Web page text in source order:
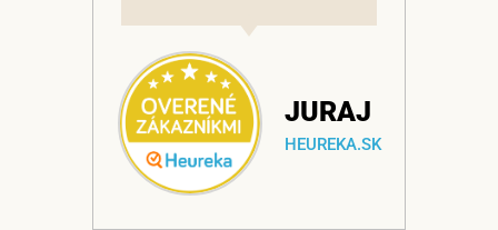
JURAJ
HEUREKA.SK